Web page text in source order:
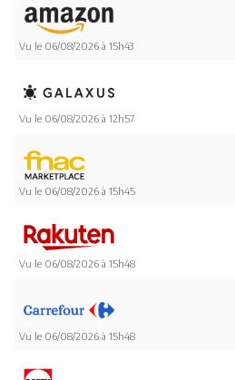
Vu le 06/08/2026 à 15h43
Vu le 06/08/2026 à 12h57
Vu le 06/08/2026 à 15h45
Vu le 06/08/2026 à 15h48
Vu le 06/08/2026 à 15h48